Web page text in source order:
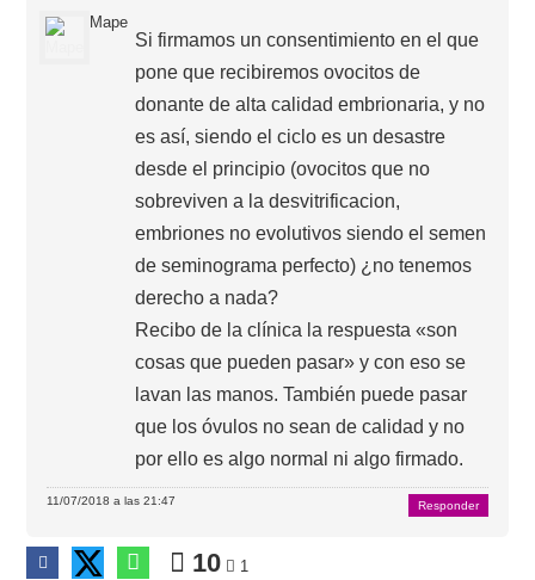
Mape
Si firmamos un consentimiento en el que
pone que recibiremos ovocitos de
donante de alta calidad embrionaria, y no
es así, siendo el ciclo es un desastre
desde el principio (ovocitos que no
sobreviven a la desvitrificacion,
embriones no evolutivos siendo el semen
de seminograma perfecto) ¿no tenemos
derecho a nada?
Recibo de la clínica la respuesta «son
cosas que pueden pasar» y con eso se
lavan las manos. También puede pasar
que los óvulos no sean de calidad y no
por ello es algo normal ni algo firmado.
11/07/2018 a las 21:47 Responder
10 1